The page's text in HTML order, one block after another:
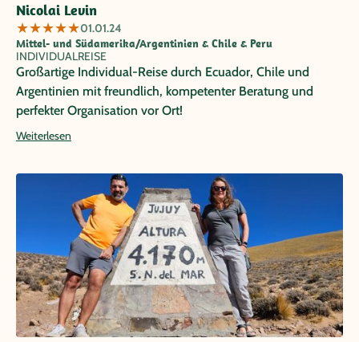
Nicolai Levin
★★★★★01.01.24
Mittel- und Südamerika/Argentinien & Chile & Peru
INDIVIDUALREISE
Großartige Individual-Reise durch Ecuador, Chile und
Argentinien mit freundlich, kompetenter Beratung und
perfekter Organisation vor Ort!
Weiterlesen